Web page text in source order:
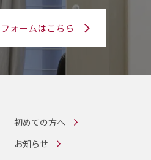
ォームはこちら
初めての方へ
お知らせ